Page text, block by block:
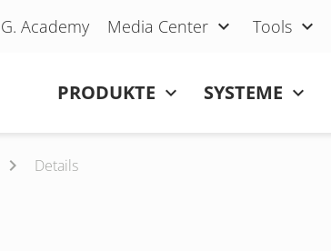
Academy Media Center Tools
PRODUKTE SYSTEME
Details